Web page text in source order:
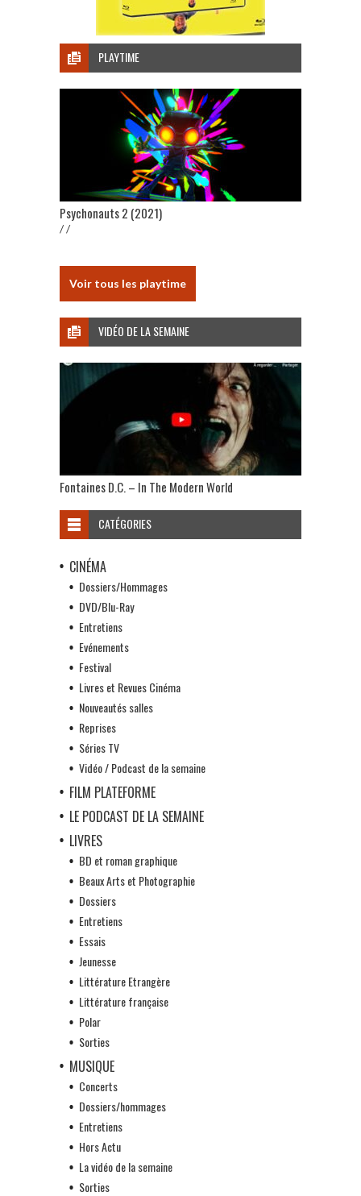
PLAYTIME
Psychonauts 2 (2021)
/ /
Voir tous les playtime
VIDÉO DE LA SEMAINE
Fontaines D.C. – In The Modern World
CATÉGORIES
CINÉMA
Dossiers/Hommages
DVD/Blu-Ray
Entretiens
Evénements
Festival
Livres et Revues Cinéma
Nouveautés salles
Reprises
Séries TV
Vidéo / Podcast de la semaine
FILM PLATEFORME
LE PODCAST DE LA SEMAINE
LIVRES
BD et roman graphique
Beaux Arts et Photographie
Dossiers
Entretiens
Essais
Jeunesse
Littérature Etrangère
Littérature française
Polar
Sorties
MUSIQUE
Concerts
Dossiers/hommages
Entretiens
Hors Actu
La vidéo de la semaine
Sorties